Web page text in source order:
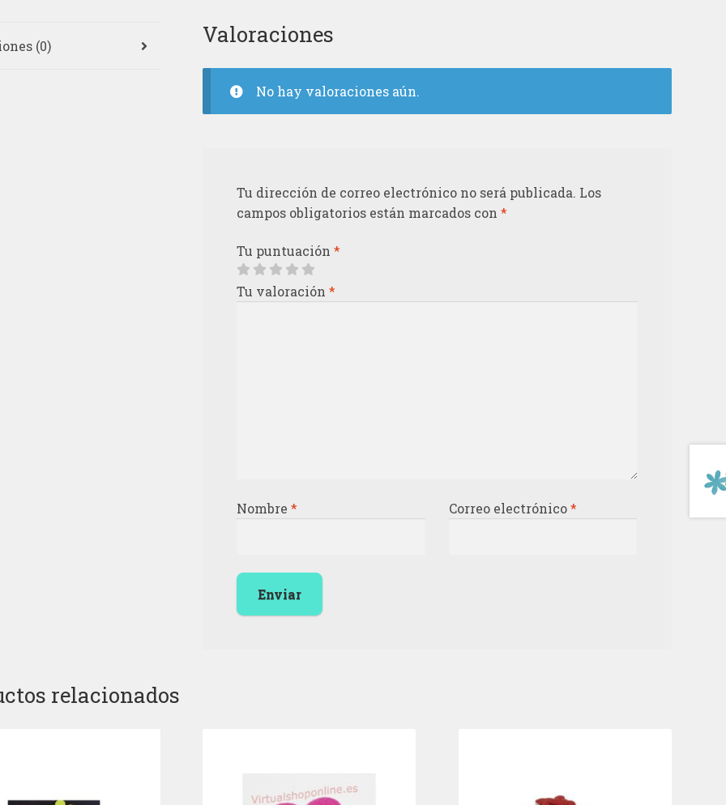
(0) Valoraciones
No hay valoraciones aún.
Tu dirección de correo electrónico no será publicada. Los
campos obligatorios están marcados con*
Tu puntuación*
Tu valoración*
Nombre* Correo electrónico*
relacionados